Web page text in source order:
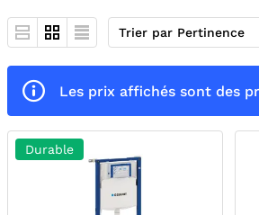
Trier par Pertinence
Les prix affichés sont des
Durable